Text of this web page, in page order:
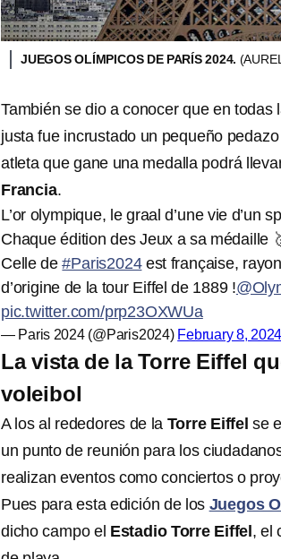
JUEGOS OLÍMPICOS DE PARÍS 2024.
También se dio a conocer que en todas
justa fue incrustado un pequeño
atleta que gane una medalla podrá
Francia.
L’or olympique, le graal d’une vie d’un
Chaque édition des Jeux a sa médaille
Celle de#Paris2024est française,
d’origine de la tour Eiffel de 1889 !
pic.twitter.com/prp23OXWUa
— Paris 2024 (@Paris2024) February 8, 2024
La vista de la Torre Eiffel
voleibol
A los al rededores de la Torre Eiffel se
un punto de reunión para los
realizan eventos como conciertos o
Pues para esta edición de los Juegos
dicho campo el Estadio Torre Eiffel , el